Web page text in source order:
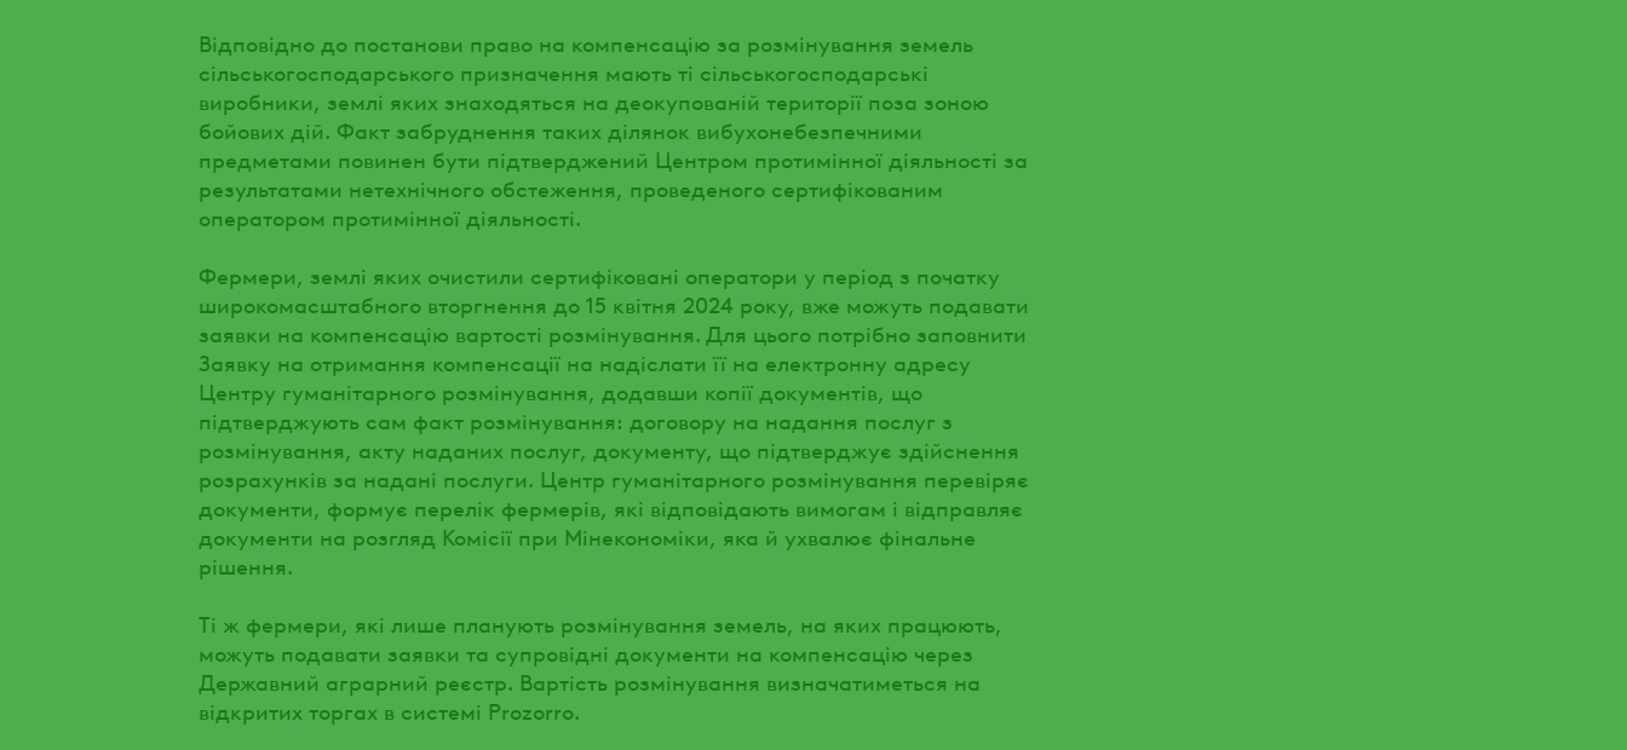
Відповідно до постанови право на компенсацію за розмінування земель
сільськогосподарського призначення мають ті сільськогосподарські
виробники, землі яких знаходяться на деокупованій території поза зоною
бойових дій. Факт забруднення таких ділянок вибухонебезпечними
предметами повинен бути підтверджений Центром протимінної діяльності за
результатами нетехнічного обстеження, проведеного сертифікованим
оператором протимінної діяльності.
Фермери, землі яких очистили сертифіковані оператори у період з початку
широкомасштабного вторгнення до 15 квітня 2024 року, вже можуть подавати
заявки на компенсацію вартості розмінування. Для цього потрібно заповнити
Заявку на отримання компенсації на надіслати її на електронну адресу
Центру гуманітарного розмінування, додавши копії документів, що
підтверджують сам факт розмінування: договору на надання послуг з
розмінування, акту наданих послуг, документу, що підтверджує здійснення
розрахунків за надані послуги. Центр гуманітарного розмінування перевіряє
документи, формує перелік фермерів, які відповідають вимогам і відправляє
документи на розгляд Комісії при Мінекономіки, яка й ухвалює фінальне
рішення.
Ті ж фермери, які лише планують розмінування земель, на яких працюють,
можуть подавати заявки та супровідні документи на компенсацію через
Державний аграрний реєстр. Вартість розмінування визначатиметься на
відкритих торгах в системі Prozorro.